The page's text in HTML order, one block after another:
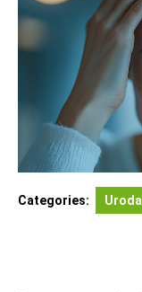
Categories: Uroda